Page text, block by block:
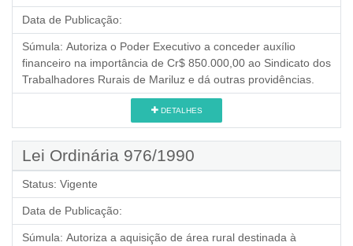
Data de Publicação:
Súmula: Autoriza o Poder Executivo a conceder auxílio
financeiro na importância de Cr$ 850.000,00 ao Sindicato dos
Trabalhadores Rurais de Mariluz e dá outras providências.
DETALHES
Lei Ordinária 976/1990
Status: Vigente
Data de Publicação:
Súmula: Autoriza a aquisição de área rural destinada à